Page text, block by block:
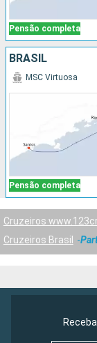
Pensão completa
BRASIL
Pensão completa
MSC Virtuosa
Cruzeiros
Cruzeiros Brasil